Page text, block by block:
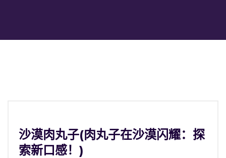
沙漠肉丸子(肉丸子在沙漠闪耀：探
索新口感！)